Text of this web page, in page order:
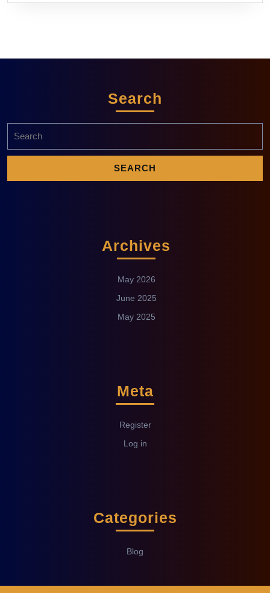
Search
Archives
May 2026
June 2025
May 2025
Meta
Register
Log in
Categories
Blog